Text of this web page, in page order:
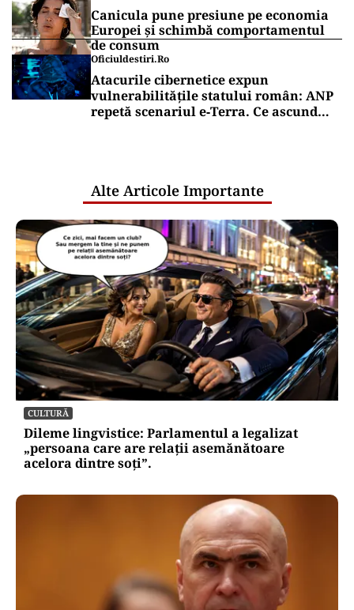
Canicula pune presiune pe economia
Europei și schimbă comportamentul
de consum
Oficiuldestiri.ro
Atacurile cibernetice expun
vulnerabilitățile statului român: ANP
repetă scenariul e‑Terra. Ce ascund
Alte Articole Importante
CULTURĂ
Dileme lingvistice: Parlamentul a legalizat
„persoana care are relații asemănătoare
acelora dintre soți”.